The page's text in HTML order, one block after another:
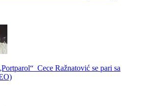
Cece Ražnatović se pari sa